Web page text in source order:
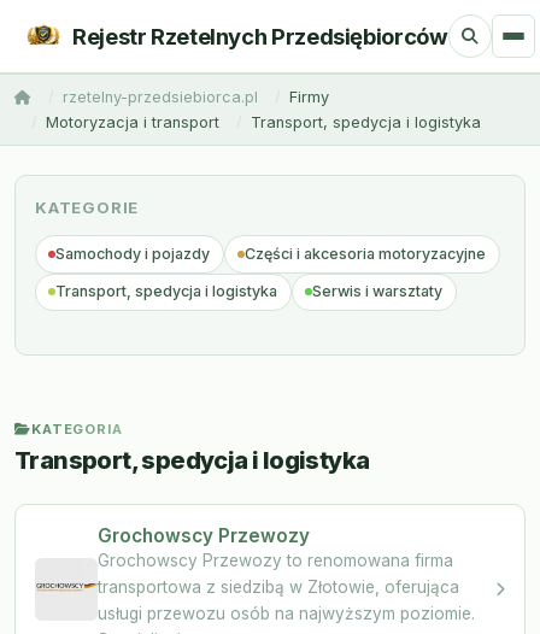
Rejestr Rzetelnych Przedsiębiorców
rzetelny-przedsiebiorca.pl
Firmy
Motoryzacja i transport
Transport, spedycja i logistyka
KATEGORIE
Samochody i pojazdy Części i akcesoria motoryzacyjne
Transport, spedycja i logistyka Serwis i warsztaty
KATEGORIA
Transport, spedycja i logistyka
Grochowscy Przewozy
Grochowscy Przewozy to renomowana firma
transportowa z siedzibą w Złotowie, oferująca
usługi przewozu osób na najwyższym poziomie.